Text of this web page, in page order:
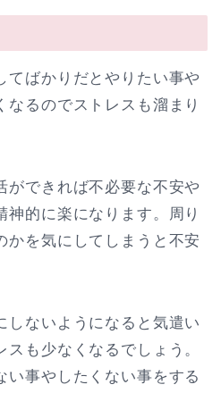
てばかりだとやりたい事や
なるのでストレスも溜まり
ができれば不必要な不安や
神的に楽になります。周り
かを気にしてしまうと不安
しないようになると気遣い
も少なくなるでしょう。
い事やしたくない事をする